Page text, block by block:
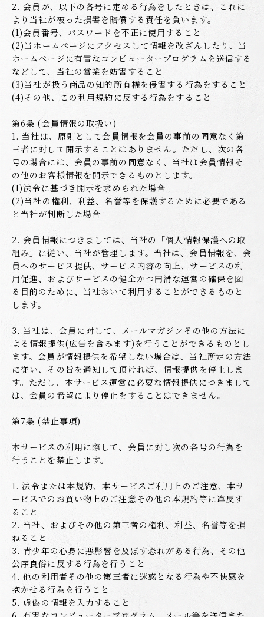
2. 会員が、以下の各号に定める行為をしたときは、これに
より当社が被った損害を賠償する責任を負います。
(1)会員番号、パスワードを不正に使用すること
(2)当ホームページにアクセスして情報を改ざんしたり、当
ホームページに有害なコンピュータープログラムを送信する
などして、当社の営業を妨害すること
(3)当社が扱う商品の知的所有権を侵害する行為をすること
(4)その他、この利用規約に反する行為をすること
第6条 (会員情報の取扱い)
1. 当社は、原則として会員情報を会員の事前の同意なく第
三者に対して開示することはありません。ただし、次の各
号の場合には、会員の事前の同意なく、当社は会員情報そ
の他のお客様情報を開示できるものとします。
(1)法令に基づき開示を求められた場合
(2)当社の権利、利益、名誉等を保護するために必要である
と当社が判断した場合
2. 会員情報につきましては、当社の「個人情報保護への取
組み」に従い、当社が管理します。当社は、会員情報を、会
員へのサービス提供、サービス内容の向上、サービスの利
用促進、およびサービスの健全かつ円滑な運営の確保を図
る目的のために、当社おいて利用することができるものと
します。
3. 当社は、会員に対して、メールマガジンその他の方法に
よる情報提供(広告を含みます)を行うことができるものとし
ます。会員が情報提供を希望しない場合は、当社所定の方法
に従い、その旨を通知して頂ければ、情報提供を停止しま
す。ただし、本サービス運営に必要な情報提供につきまして
は、会員の希望により停止をすることはできません。
第7条 (禁止事項)
本サービスの利用に際して、会員に対し次の各号の行為を
行うことを禁止します。
1. 法令または本規約、本サービスご利用上のご注意、本サ
ービスでのお買い物上のご注意その他の本規約等に違反す
ること
2. 当社、およびその他の第三者の権利、利益、名誉等を損
ねること
3. 青少年の心身に悪影響を及ぼす恐れがある行為、その他
公序良俗に反する行為を行うこと
4. 他の利用者その他の第三者に迷惑となる行為や不快感を
抱かせる行為を行うこと
5. 虚偽の情報を入力すること